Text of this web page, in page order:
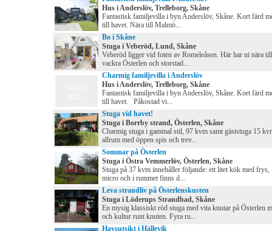
Hus i Anderslöv, Trelleborg, Skåne
Fantastisk familjevilla i byn Anderslöv, Skåne. Kort färd
till havet. Nära till Malmö...
Bo i Skåne
Stuga i Veberöd, Lund, Skåne
Veberöd ligger vid foten av Romeleåsen. Här har ni nära
vackra Österlen och storstad...
Charmig familjevilla i Anderslöv
Hus i Anderslöv, Trelleborg, Skåne
Fantastisk familjevilla i byn Anderslöv, Skåne. Kort färd
till havet. Påkostad vi...
Stuga vid havet!
Stuga i Borrby strand, Österlen, Skåne
Charmig stuga i gammal stil, 97 kvm samt gäststuga 15
allrum med öppen spis och trev...
Sommar på Österlen
Stuga i Östra Vemmerlöv, Österlen, Skåne
Stuga på 37 kvm innehåller följande: ett litet kök med
micro och i rummet finns d...
Leva strandliv på Österlenskusten
Stuga i Löderups Strandbad, Skåne
En mysig klassiskt röd stuga med vita knutar på Österlen
och kultur runt knuten. Fyra ru...
Havsutsikt i Hällevik